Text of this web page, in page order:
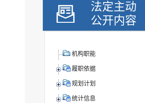
法定主动
公开内容
机构职能
履职依据
规划计划
统计信息